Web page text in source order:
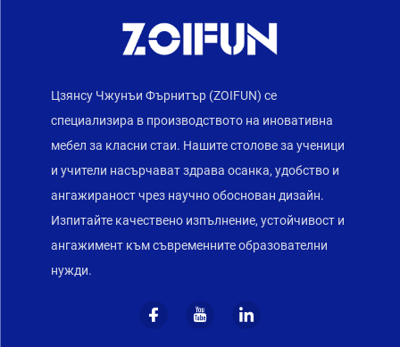
Цзянсу Чжунъи Фърнитър (ZOIFUN) се
специализира в производството на иновативна
мебел за класни стаи. Нашите столове за ученици
и учители насърчават здрава осанка, удобство и
ангажираност чрез научно обоснован дизайн.
Изпитайте качествено изпълнение, устойчивост и
ангажимент към съвременните образователни
нужди.